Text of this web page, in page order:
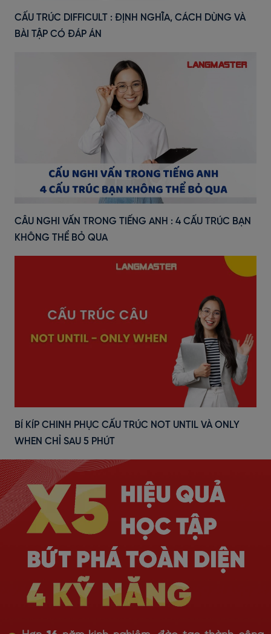
CẤU TRÚC DIFFICULT : ĐỊNH NGHĨA, CÁCH DÙNG VÀ
BÀI TẬP CÓ ĐÁP ÁN
CÂU NGHI VẤN TRONG TIẾNG ANH : 4 CẤU TRÚC BẠN
KHÔNG THỂ BỎ QUA
BÍ KÍP CHINH PHỤC CẤU TRÚC NOT UNTIL VÀ ONLY
WHEN CHỈ SAU 5 PHÚT